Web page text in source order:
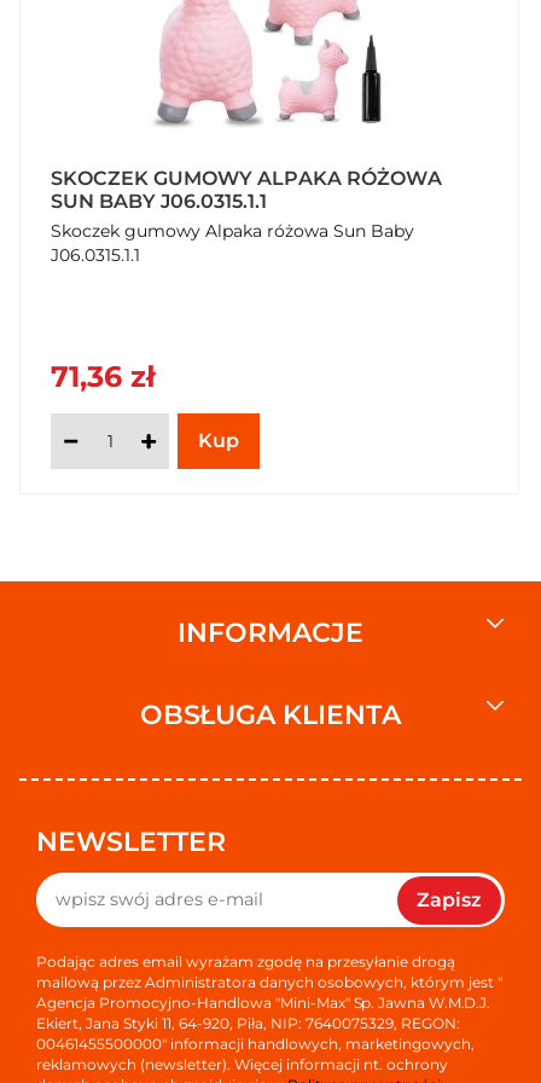
Duracell Poland Sp. z o.o.
Logotypy stron trzecich
Rodzaj przechowywania
Typ: Przechowywać w temperaturze otoczenia
Informacje o recyklingu
Liczba użyć
Głębokość na półce: 12
Szerokość: 84
sztuki
Liczba jednostek
Liczba jednostek: 4
Adres zwrotny
Duracell Poland Sp. z o.o., ul. Senatorska 2, 00-075
Warszawa 0800 77628282 (koszt według taryfy operatora)
SKOCZEK GUMOWY ALPAKA RÓŻOWA
SUN BABY J06.0315.1.1
Skoczek gumowy Alpaka różowa Sun Baby
J06.0315.1.1
71,36 zł
INFORMACJE
OBSŁUGA KLIENTA
NEWSLETTER
Zapisz
Podając adres email wyrażam zgodę na przesyłanie drogą
mailową przez Administratora danych osobowych, którym jest "
Agencja Promocyjno-Handlowa "Mini-Max" Sp. Jawna W.M.D.J.
Ekiert, Jana Styki 11, 64-920, Piła, NIP: 7640075329, REGON:
00461455500000" informacji handlowych, marketingowych,
reklamowych (newsletter). Więcej informacji nt. ochrony